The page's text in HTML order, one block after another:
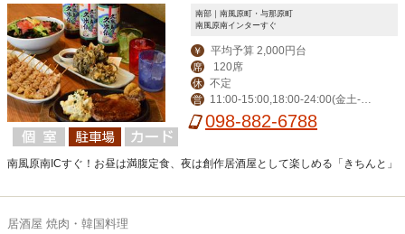
南部｜南風原町・与那原町
南風原南インターすぐ
￥ 平均予算 2,000円台
席 120席
休 不定
営
11:00-15:00,18:00-24:00(金土-翌
3:00）
098-882-6788
南風原南ICすぐ！お昼は満腹定食、夜は創作居酒屋として楽しめる「きちんと」
居酒屋 焼肉・韓国料理